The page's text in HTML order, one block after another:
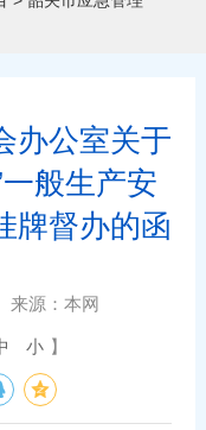
办公室关于
一般生产安
牌督办的函
来源： 本网
小 】